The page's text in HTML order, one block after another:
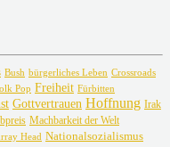
Bush bürgerliches Leben Crossroads
Pop Freiheit Fürbitten
Gottvertrauen Hoffnung Irak
Machbarkeit der Welt
Head Nationalsozialismus